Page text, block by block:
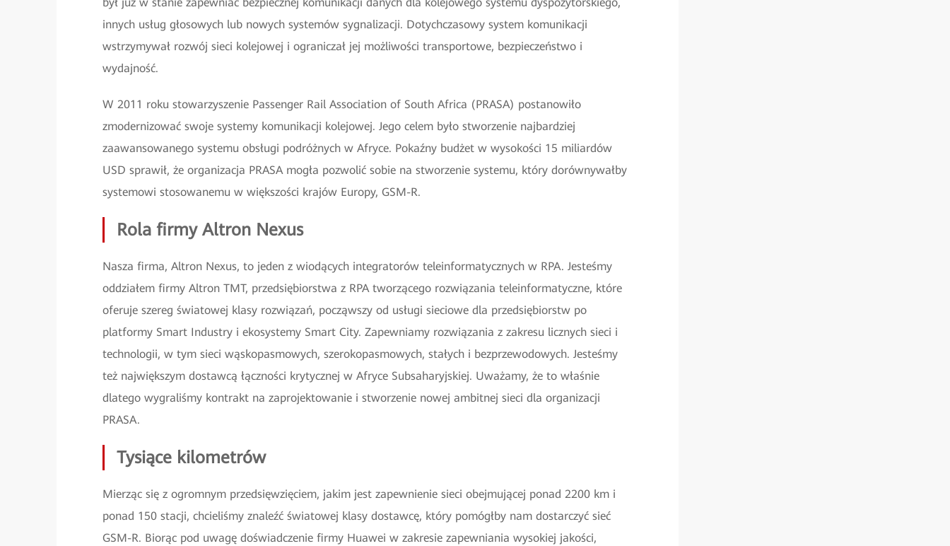
innych usług głosowych lub nowych systemów sygnalizacji. Dotychczasowy system komunikacji
wstrzymywał rozwój sieci kolejowej i ograniczał jej możliwości transportowe, bezpieczeństwo i
wydajność.
W 2011 roku stowarzyszenie Passenger Rail Association of South Africa (PRASA) postanowiło
zmodernizować swoje systemy komunikacji kolejowej. Jego celem było stworzenie najbardziej
zaawansowanego systemu obsługi podróżnych w Afryce. Pokaźny budżet w wysokości 15 miliardów
USD sprawił, że organizacja PRASA mogła pozwolić sobie na stworzenie systemu, który dorównywałby
systemowi stosowanemu w większości krajów Europy, GSM-R.
Rola firmy Altron Nexus
Nasza firma, Altron Nexus, to jeden z wiodących integratorów teleinformatycznych w RPA. Jesteśmy
oddziałem firmy Altron TMT, przedsiębiorstwa z RPA tworzącego rozwiązania teleinformatyczne, które
oferuje szereg światowej klasy rozwiązań, począwszy od usługi sieciowe dla przedsiębiorstw po
platformy Smart Industry i ekosystemy Smart City. Zapewniamy rozwiązania z zakresu licznych sieci i
technologii, w tym sieci wąskopasmowych, szerokopasmowych, stałych i bezprzewodowych. Jesteśmy
też największym dostawcą łączności krytycznej w Afryce Subsaharyjskiej. Uważamy, że to właśnie
dlatego wygraliśmy kontrakt na zaprojektowanie i stworzenie nowej ambitnej sieci dla organizacji
PRASA.
Tysiące kilometrów
Mierząc się z ogromnym przedsięwzięciem, jakim jest zapewnienie sieci obejmującej ponad 2200 km i
ponad 150 stacji, chcieliśmy znaleźć światowej klasy dostawcę, który pomógłby nam dostarczyć sieć
GSM-R. Biorąc pod uwagę doświadczenie firmy Huawei w zakresie zapewniania wysokiej jakości,